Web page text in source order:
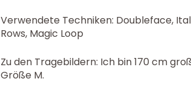
Verwendete Techniken: Doubleface,
Rows, Magic Loop
Zu den Tragebildern: Ich bin 170 cm
Größe M.